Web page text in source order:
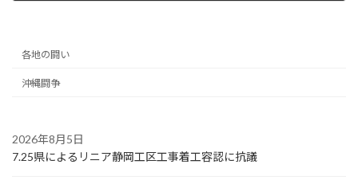
各地の闘い
沖縄闘争
2026年8月5日
7.25県によるリニア静岡工区工事着工容認に抗議